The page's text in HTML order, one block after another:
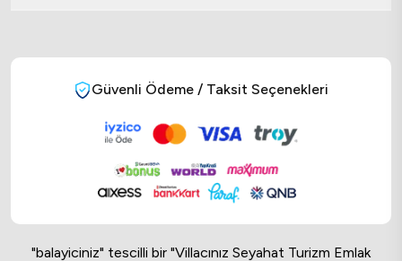
Güvenli Ödeme / Taksit Seçenekleri
"balayiciniz" tescilli bir "Villacınız Seyahat Turizm Emlak